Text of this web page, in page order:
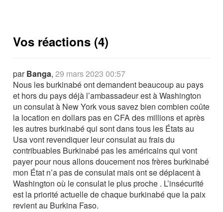
Vos réactions (4)
parBanga,29 mars 2023 00:57
Nous les burkinabé ont demandent beaucoup au pays
et hors du pays déjà l’ambassadeur est à Washington
un consulat à New York vous savez bien combien coûte
la location en dollars pas en CFA des millions et après
les autres burkinabé qui sont dans tous les États au
Usa vont revendiquer leur consulat au frais du
contribuables Burkinabé pas les américains qui vont
payer pour nous allons doucement nos frères burkinabé
mon État n’a pas de consulat mais ont se déplacent à
Washington où le consulat le plus proche . L’insécurité
est la priorité actuelle de chaque burkinabé que la paix
revient au Burkina Faso.